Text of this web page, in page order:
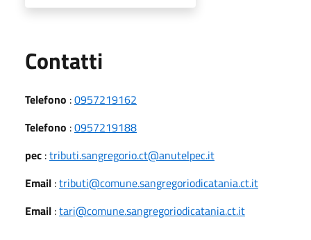
Contatti
Telefono :0957219162
Telefono :0957219188
pec :tributi.sangregorio.ct@anutelpec.it
Email :tributi@comune.sangregoriodicatania.ct.it
Email :tari@comune.sangregoriodicatania.ct.it